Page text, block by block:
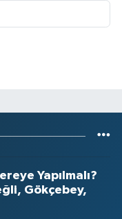
Yapılmalı?
Gökçebey,